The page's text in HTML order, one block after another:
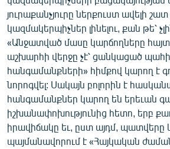
Հայերեն
English
Русский
ՀԵՏԵՎԵՔ ՄԵԶ
յուրաքանչյուրը ներքուստ ավելի
կազմակերպիչներ լինելու, քան թե՝
«Անջատված մասը կարճողները
աշխարհի վերջը չէ՝ ցանկացած
հանգամանքների» հիմքով կարող է
նորոգվել: Սակայն բոլորին է
հանգամանքներ կարող են երեւան
իշխանափոխությունից հետո, երբ
իրավիճակը եւ, ըստ այդմ, պատվերը
պայմանավորում է «Հայկական